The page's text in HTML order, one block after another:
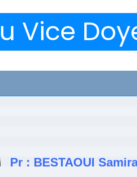
Vice
Pr : BESTAOUI